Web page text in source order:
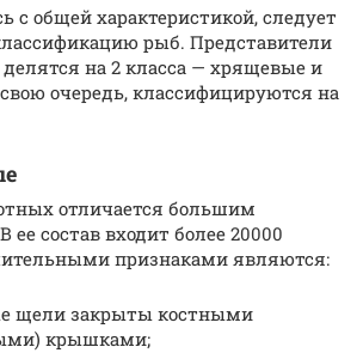
с общей характеристикой, следует
рыб. Представители
делятся на 2 класса — хрящевые и
очередь, классифицируются на
отличается большим
ее состав входит более 20000
признаками являются:
щели закрыты костными
крышками;